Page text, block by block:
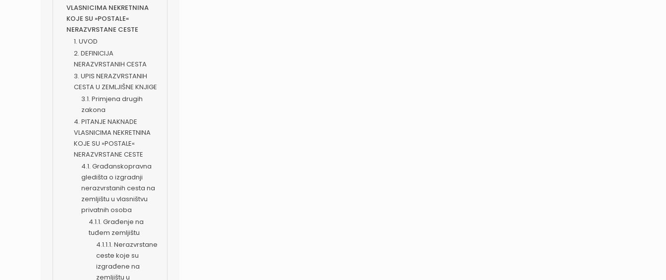
VLASNICIMA NEKRETNINA
KOJE SU »POSTALE«
NERAZVRSTANE CESTE
1. UVOD
2. DEFINICIJA
NERAZVRSTANIH CESTA
3. UPIS NERAZVRSTANIH
CESTA U ZEMLJIŠNE KNJIGE
3.1. Primjena drugih
zakona
4. PITANJE NAKNADE
VLASNICIMA NEKRETNINA
KOJE SU »POSTALE«
NERAZVRSTANE CESTE
4.1. Građanskopravna
gledišta o izgradnji
nerazvrstanih cesta na
zemljištu u vlasništvu
privatnih osoba
4.1.1. Građenje na
tuđem zemljištu
4.1.1.1. Nerazvrstane
ceste koje su
izgrađene na
zemljištu u